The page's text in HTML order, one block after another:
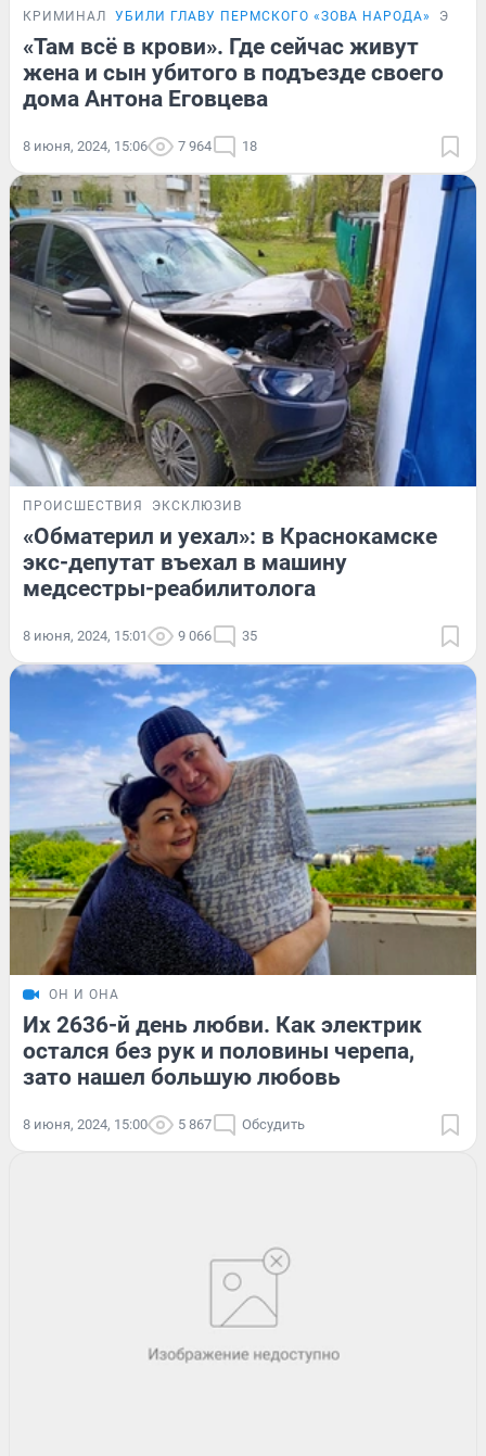
КРИМИНАЛ УБИЛИ ГЛАВУ ПЕРМСКОГО «ЗОВА НАРОДА»
«Там всё в крови». Где сейчас живут
жена и сын убитого в подъезде своего
дома Антона Еговцева
8 июня, 2024, 15:06 7 964 18
ПРОИСШЕСТВИЯ ЭКСКЛЮЗИВ
«Обматерил и уехал»: в Краснокамске
экс-депутат въехал в машину
медсестры-реабилитолога
8 июня, 2024, 15:01 9 066 35
ОН И ОНА
Их 2636-й день любви. Как электрик
остался без рук и половины черепа,
зато нашел большую любовь
8 июня, 2024, 15:00 5 867 Обсудить